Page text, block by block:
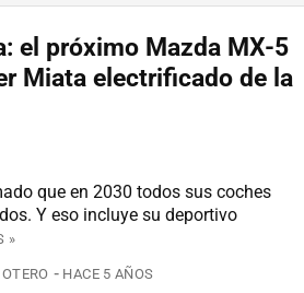
el próximo Mazda MX-5
Miata electrificado de la
que en 2030 todos sus coches
Y eso incluye su deportivo
»
HACE 5 AÑOS